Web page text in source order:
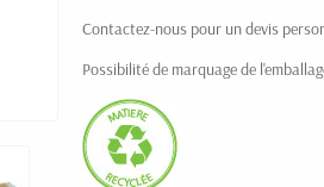
Contactez-nous pour un devis
Possibilité de marquage de